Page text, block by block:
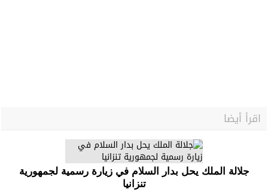
اقرأ أيضا
جلالة الملك يحل بدار السلام في زيارة رسمية لجمهورية
تنزانيا